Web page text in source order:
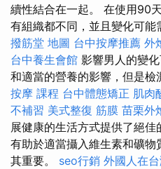
續性結合在一起。 在使用90
有組織都不同，並且變化可能
撥筋堂 地圖 台中按摩推薦 外
台中養生會館 影響男人的變
和適當的營養的影響，但是檢
按摩 課程 台中體態矯正 肌肉
不補習 美式整復 筋膜 苗栗外
展健康的生活方式提供了絕
有助於適當攝入維生素和礦
其重要。 seo行銷 外國人在